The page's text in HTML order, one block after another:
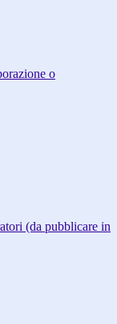
o
(da pubblicare in